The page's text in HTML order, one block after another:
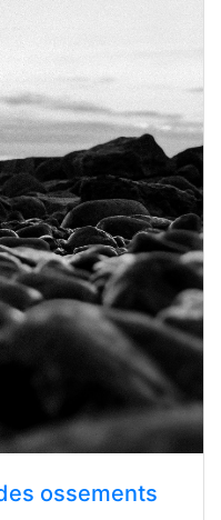
ossements